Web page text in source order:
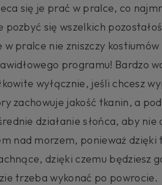
się je prać w pralce, co
pozbyć się wszelkich
w pralce nie zniszczy
programu! Bardzo
wyłącznie, jeśli chcesz
zachowuje jakość tkanin, a
działanie słońca, aby
nad morzem, ponieważ
dzięki czemu będziesz
trzeba wykonać po powrocie.